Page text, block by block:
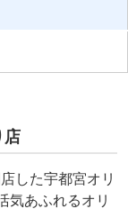
店
した宇都宮オリ
気あふれるオリ